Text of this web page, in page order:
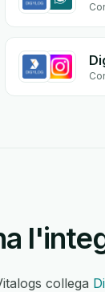
collega